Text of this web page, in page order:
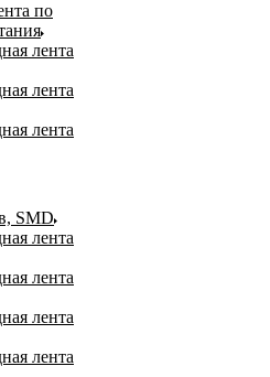
по
лента
лента
лента
SMD
лента
лента
лента
лента